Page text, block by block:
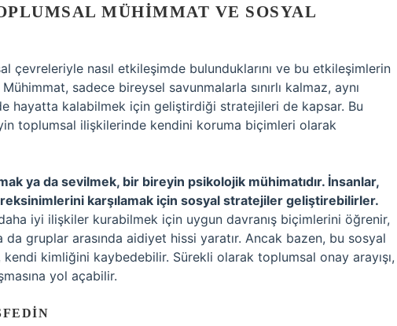
MÜHIMMAT VE SOSYAL
çevreleriyle nasıl etkileşimde bulunduklarını ve bu etkileşimlerin
sadece bireysel savunmalarla sınırlı kalmaz, aynı
hayatta kalabilmek için geliştirdiği stratejileri de kapsar. Bu
toplumsal ilişkilerinde kendini koruma biçimleri olarak
ya da sevilmek, bir bireyin psikolojik mühimatıdır. İnsanlar,
karşılamak için sosyal stratejiler geliştirebilirler.
iyi ilişkiler kurabilmek için uygun davranış biçimlerini öğrenir,
gruplar arasında aidiyet hissi yaratır. Ancak bazen, bu sosyal
kimliğini kaybedebilir. Sürekli olarak toplumsal onay arayışı,
yol açabilir.